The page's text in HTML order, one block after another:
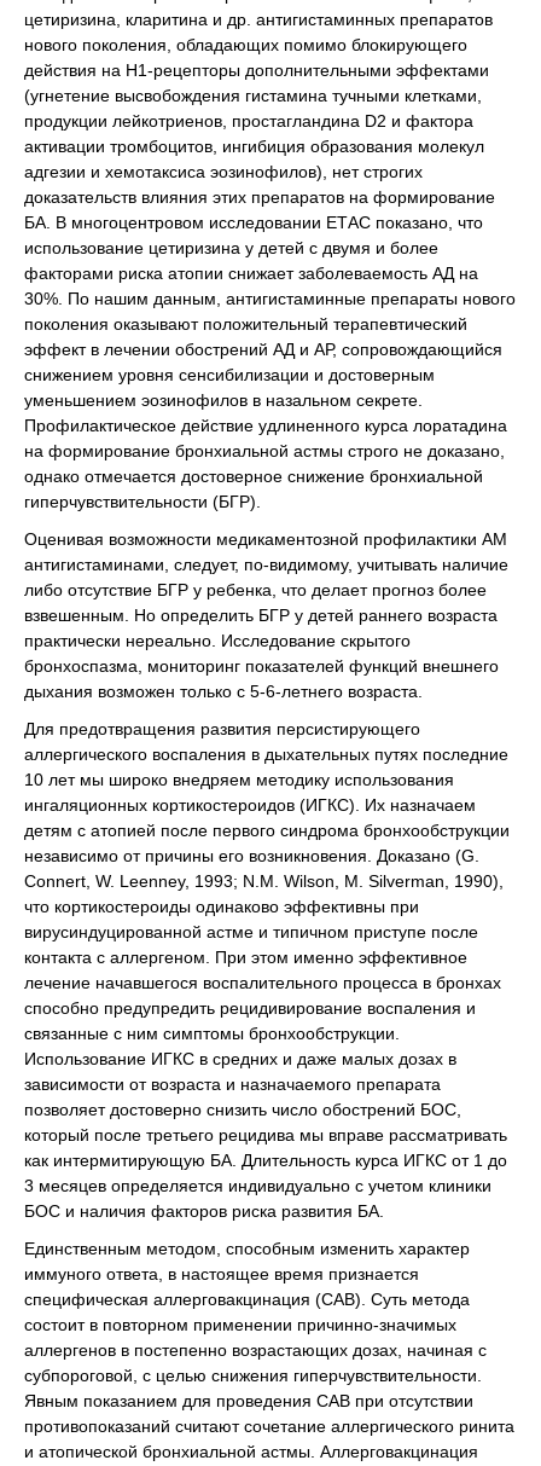
цетиризина, кларитина и др. антигистаминных препаратов
нового поколения, обладающих помимо блокирующего
действия на Н1-рецепторы дополнительными эффектами
(угнетение высвобождения гистамина тучными клетками,
продукции лейкотриенов, простагландина D2 и фактора
активации тромбоцитов, ингибиция образования молекул
адгезии и хемотаксиса эозинофилов), нет строгих
доказательств влияния этих препаратов на формирование
БА. В многоцентровом исследовании ЕТАС показано, что
использование цетиризина у детей с двумя и более
факторами риска атопии снижает заболеваемость АД на
30%. По нашим данным, антигистаминные препараты нового
поколения оказывают положительный терапевтический
эффект в лечении обострений АД и АР, сопровождающийся
снижением уровня сенсибилизации и достоверным
уменьшением эозинофилов в назальном секрете.
Профилактическое действие удлиненного курса лоратадина
на формирование бронхиальной астмы строго не доказано,
однако отмечается достоверное снижение бронхиальной
гиперчувствительности (БГР).
Оценивая возможности медикаментозной профилактики АМ
антигистаминами, следует, по-видимому, учитывать наличие
либо отсутствие БГР у ребенка, что делает прогноз более
взвешенным. Но определить БГР у детей раннего возраста
практически нереально. Исследование скрытого
бронхоспазма, мониторинг показателей функций внешнего
дыхания возможен только с 5-6-летнего возраста.
Для предотвращения развития персистирующего
аллергического воспаления в дыхательных путях последние
10 лет мы широко внедряем методику использования
ингаляционных кортикостероидов (ИГКС). Их назначаем
детям с атопией после первого синдрома бронхообструкции
независимо от причины его возникновения. Доказано (G.
Connert, W. Leenney, 1993; N.M. Wilson, M. Silverman, 1990),
что кортикостероиды одинаково эффективны при
вирусиндуцированной астме и типичном приступе после
контакта с аллергеном. При этом именно эффективное
лечение начавшегося воспалительного процесса в бронхах
способно предупредить рецидивирование воспаления и
связанные с ним симптомы бронхообструкции.
Использование ИГКС в средних и даже малых дозах в
зависимости от возраста и назначаемого препарата
позволяет достоверно снизить число обострений БОС,
который после третьего рецидива мы вправе рассматривать
как интермитирующую БА. Длительность курса ИГКС от 1 до
3 месяцев определяется индивидуально с учетом клиники
БОС и наличия факторов риска развития БА.
Единственным методом, способным изменить характер
иммуного ответа, в настоящее время признается
специфическая аллерговакцинация (САВ). Суть метода
состоит в повторном применении причинно-значимых
аллергенов в постепенно возрастающих дозах, начиная с
субпороговой, с целью снижения гиперчувствительности.
Явным показанием для проведения САВ при отсутствии
противопоказаний считают сочетание аллергического ринита
и атопической бронхиальной астмы. Аллерговакцинация